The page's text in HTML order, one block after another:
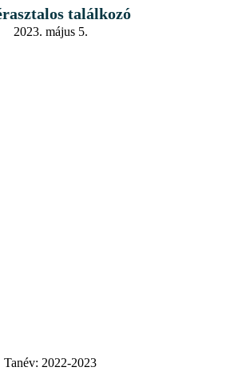
találkozó
2023. május 5.
Tanév: 2022-2023